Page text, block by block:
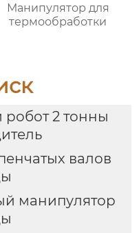
Манипулятор для
термообработки
2 тонны
валов
манипулятор